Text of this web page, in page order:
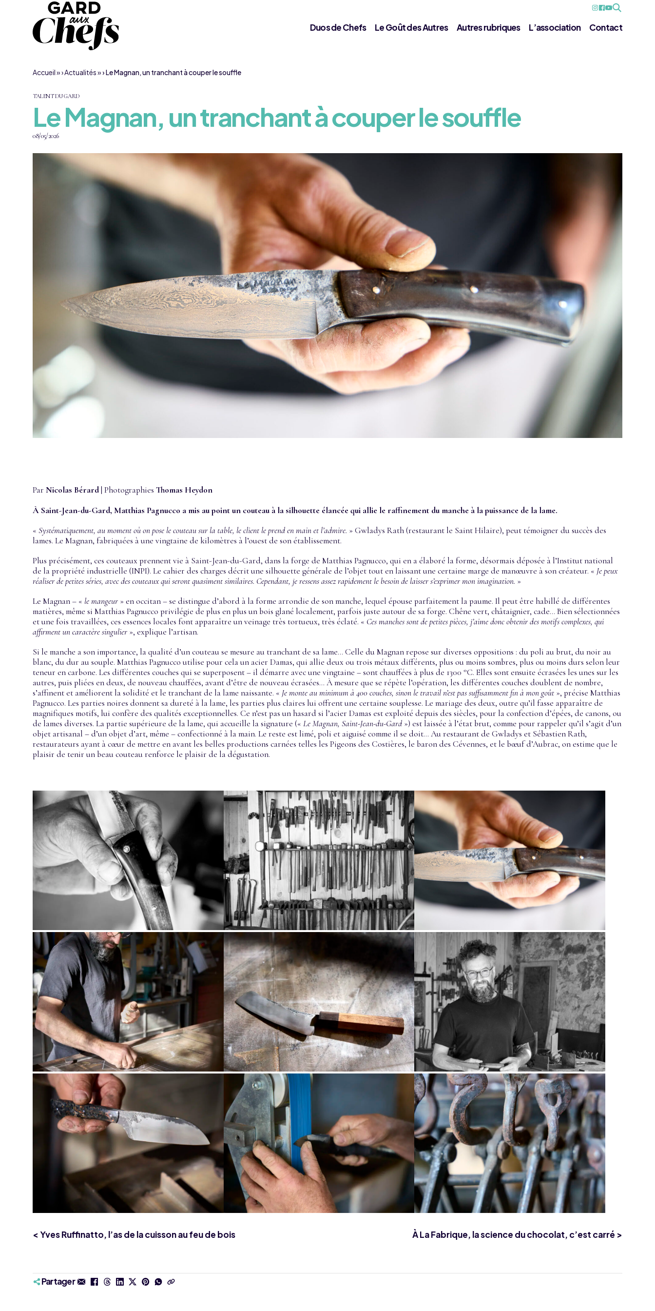
Duos de Chefs Le Goût des Autres Autres rubriques L’association Contact
Accueil» Actualités» Le Magnan, un tranchant à couper le souffle
TALENT DU GARD
Le Magnan, un tranchant à couper le souffle
08/05/2026
ParNicolas Bérard | PhotographiesThomas Heydon
À Saint-Jean-du-Gard, Matthias Pagnucco a mis au point un couteau à la silhouette élancée qui allie le raffinement du manche à la puissance de la lame.
«Systématiquement, au moment où on pose le couteau sur la table, le client le prend en main et l’admire. » Gwladys Rath (restaurant le Saint Hilaire), peut témoigner du succès des
lames. Le Magnan, fabriquées à une vingtaine de kilomètres à l’ouest de son établissement.
Plus précisément, ces couteaux prennent vie à Saint-Jean-du-Gard, dans la forge de Matthias Pagnucco, qui en a élaboré la forme, désormais déposée à l’Institut national
de la propriété industrielle (INPI). Le cahier des charges décrit une silhouette générale de l’objet tout en laissant une certaine marge de manœuvre à son créateur. « Je peux
réaliser de petites séries, avec des couteaux qui seront quasiment similaires. Cependant, je ressens assez rapidement le besoin de laisser s’exprimer mon imagination. »
Le Magnan – « le mangeur » en occitan – se distingue d’abord à la forme arrondie de son manche, lequel épouse parfaitement la paume. Il peut être habillé de différentes
matières, même si Matthias Pagnucco privilégie de plus en plus un bois glané localement, parfois juste autour de sa forge. Chêne vert, châtaignier, cade… Bien sélectionnées
et une fois travaillées, ces essences locales font apparaître un veinage très tortueux, très éclaté. « Ces manches sont de petites pièces, j’aime donc obtenir des motifs complexes, qui
affirment un caractère singulier », explique l’artisan.
Si le manche a son importance, la qualité d’un couteau se mesure au tranchant de sa lame… Celle du Magnan repose sur diverses oppositions : du poli au brut, du noir au
blanc, du dur au souple. Matthias Pagnucco utilise pour cela un acier Damas, qui allie deux ou trois métaux différents, plus ou moins sombres, plus ou moins durs selon leur
teneur en carbone. Les différentes couches qui se superposent – il démarre avec une vingtaine – sont chauffées à plus de 1300 °C. Elles sont ensuite écrasées les unes sur les
autres, puis pliées en deux, de nouveau chauffées, avant d’être de nouveau écrasées… À mesure que se répète l’opération, les différentes couches doublent de nombre,
s’affinent et améliorent la solidité et le tranchant de la lame naissante. « Je monte au minimum à 400 couches, sinon le travail n’est pas suffisamment fin à mon goût », précise Matthias
Pagnucco. Les parties noires donnent sa dureté à la lame, les parties plus claires lui offrent une certaine souplesse. Le mariage des deux, outre qu’il fasse apparaître de
magnifiques motifs, lui confère des qualités exceptionnelles. Ce n’est pas un hasard si l’acier Damas est exploité depuis des siècles, pour la confection d’épées, de canons, ou
de lames diverses. La partie supérieure de la lame, qui accueille la signature («Le Magnan, Saint-Jean-du-Gard ») est laissée à l’état brut, comme pour rappeler qu’il s’agit d’un
objet artisanal – d’un objet d’art, même – confectionné à la main. Le reste est limé, poli et aiguisé comme il se doit… Au restaurant de Gwladys et Sébastien Rath,
restaurateurs ayant à cœur de mettre en avant les belles productions carnées telles les Pigeons des Costières, le baron des Cévennes, et le bœuf d’Aubrac, on estime que le
plaisir de tenir un beau couteau renforce le plaisir de la dégustation.
< Yves Ruffinatto, l’as de la cuisson au feu de bois À La Fabrique, la science du chocolat, c’est carré >
Partager